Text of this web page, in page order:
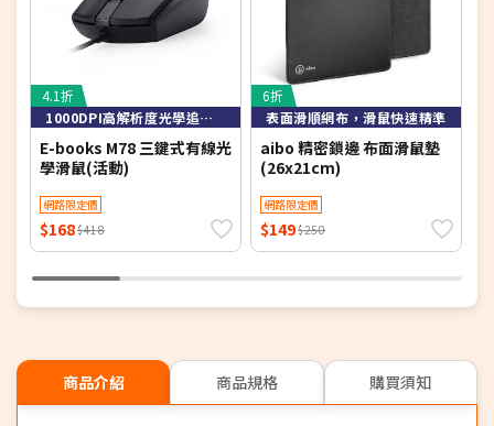
4.1折
1000DPI高解析度光學追蹤技術，定位精準
E-books M78 三鍵式有線光
學滑鼠(活動)
網路限定價
$168$418
6折
表面滑順網布，滑鼠快速精準
aibo 精密鎖邊 布面滑鼠墊
(26x21cm)
網路限定價
$149$250
商品介紹 商品規格 購買須知